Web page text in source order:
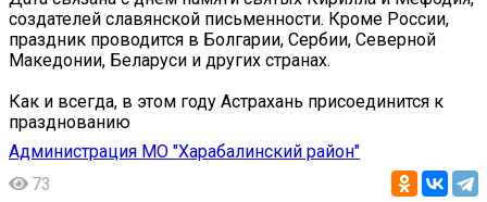
создателей славянской письменности. Кроме России,
праздник проводится в Болгарии, Сербии, Северной
Македонии, Беларуси и других странах.
Как и всегда, в этом году Астрахань присоединится к
празднованию
Администрация МО "Харабалинский район"
73